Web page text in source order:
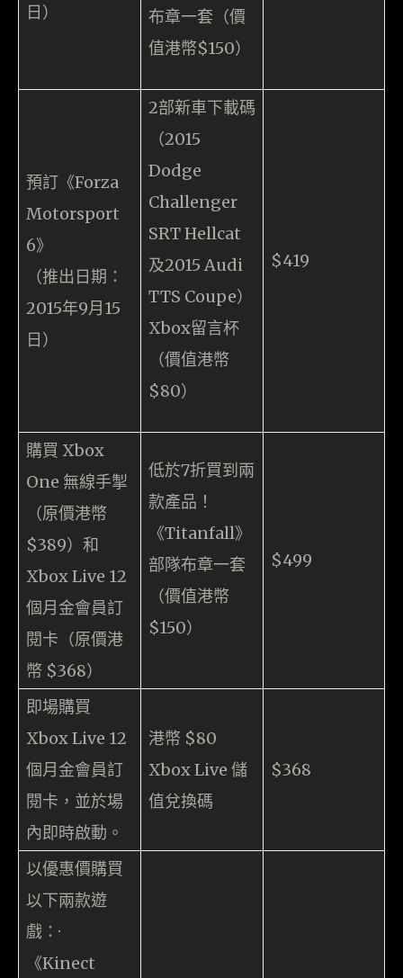
日）
布章一套（價
值港幣$150）
預訂《Forza
Motorsport
6》
（推出日期：
2015年9月15
日）
2部新車下載碼
（2015
Dodge
Challenger
SRT Hellcat
及2015 Audi
TTS Coupe）
Xbox留言杯
（價值港幣
$80）
$419
購買 Xbox
One 無線手掣
（原價港幣
$389）和
Xbox Live 12
個月金會員訂
閱卡（原價港
幣 $368）
低於7折買到兩
款產品！
《Titanfall》
部隊布章一套
（價值港幣
$150）
$499
即場購買
Xbox Live 12
個月金會員訂
閱卡，並於場
內即時啟動。
港幣 $80
Xbox Live 儲
值兌換碼
$368
以優惠價購買
以下兩款遊
戲：·
《Kinect